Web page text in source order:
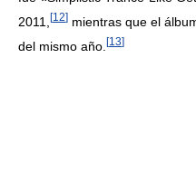
2011,
[12] mientras que el
del mismo año. [13]